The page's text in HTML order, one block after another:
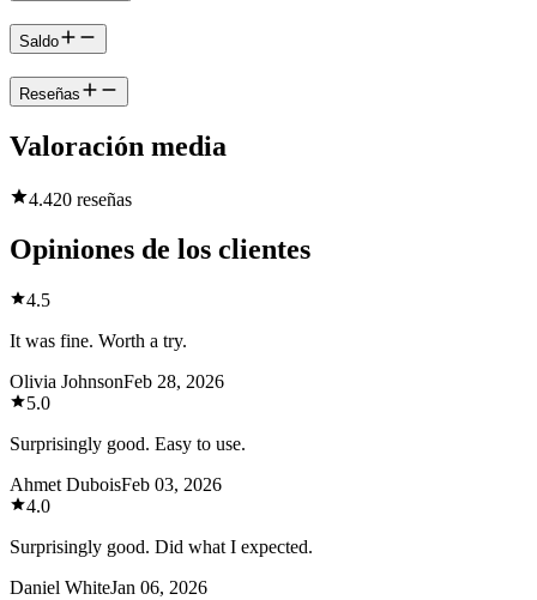
Saldo
Reseñas
Valoración media
4.420 reseñas
Opiniones de los clientes
4.5
It was fine. Worth a try.
Olivia JohnsonFeb 28, 2026
5.0
Surprisingly good. Easy to use.
Ahmet DuboisFeb 03, 2026
4.0
Surprisingly good. Did what I expected.
Daniel WhiteJan 06, 2026